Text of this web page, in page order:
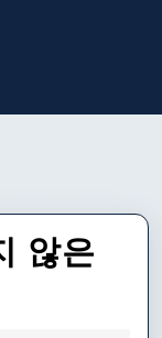
않은